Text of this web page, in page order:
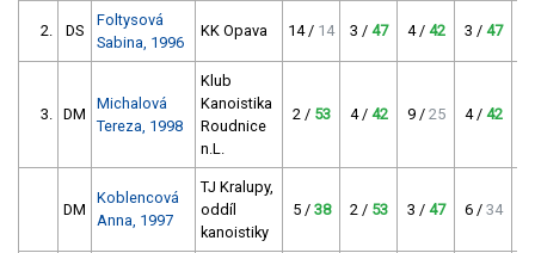
2. DS
Foltysová
Sabina, 1996
KK Opava 14 / 14 3 / 47 4 / 42 3 / 47
3. DM
Michalová
Tereza, 1998
Klub
Kanoistika
Roudnice
n.L.
2 / 53 4 / 42 9 / 25 4 / 42
DM
Koblencová
Anna, 1997
TJ Kralupy,
oddíl
kanoistiky
5 / 38 2 / 53 3 / 47 6 / 34